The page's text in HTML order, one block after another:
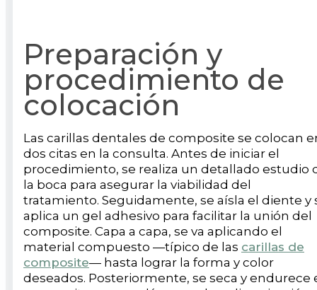
Preparación y
procedimiento de
colocación
Las carillas dentales de composite se colocan
dos citas en la consulta. Antes de iniciar el
procedimiento, se realiza un detallado estudio
la boca para asegurar la viabilidad del
tratamiento. Seguidamente, se aísla el diente y
aplica un gel adhesivo para facilitar la unión del
composite. Capa a capa, se va aplicando el
material compuesto —típico de las carillas de
composite— hasta lograr la forma y color
deseados. Posteriormente, se seca y endurece